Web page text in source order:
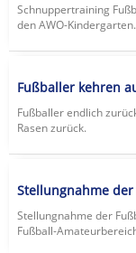
Schnuppertraining
den AWO-Kindergarten.
Fußballer kehren
Fußballer endlich
Rasen zurück.
Stellungnahme
Stellungnahme der
Fußball-